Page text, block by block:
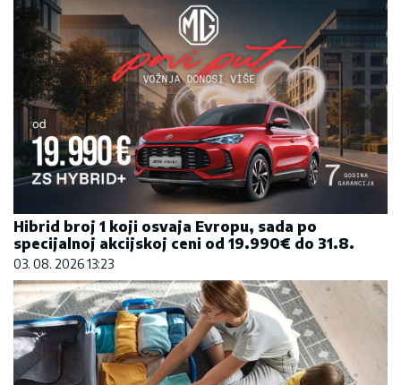
Hibrid broj 1 koji osvaja Evropu, sada po
specijalnoj akcijskoj ceni od 19.990€ do 31.8.
03. 08. 2026 13:23